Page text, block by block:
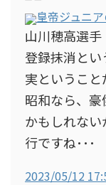
皇帝ジュニ
山川穂高選手
登録抹消と
実ということ
昭和なら、
かもしれな
行ですね･･･
2023/05/12